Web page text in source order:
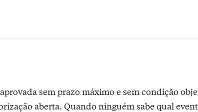
sem prazo máximo e sem condição
aberta. Quando ninguém sabe qual